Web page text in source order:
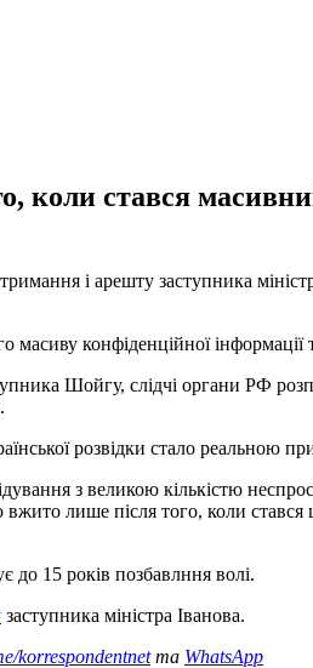
коли стався
і арешту заступника
конфіденційної
Шойгу, слідчі органи РФ
розвідки стало реальною
з великою кількістю
лише після того, коли
до 15 років позбавлння волі.
заступника міністра Іванова.
korrespondentnetта WhatsApp